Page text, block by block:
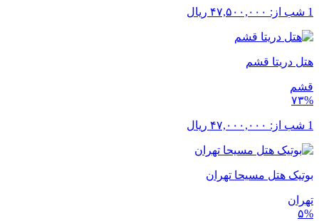
1 شب از: ۴۷,۵۰۰,۰۰۰ ریال
هتل دریتا قشم
قشم
۷۳%
1 شب از: ۴۷,۰۰۰,۰۰۰ ریال
بوتیک هتل مسیحا تهران
تهران
۵%